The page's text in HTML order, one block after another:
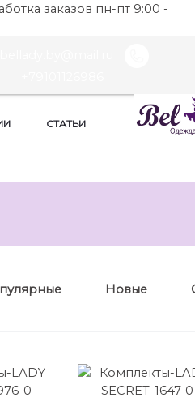
заказов пн-пт 9:00 -
СТАТЬИ
Новые